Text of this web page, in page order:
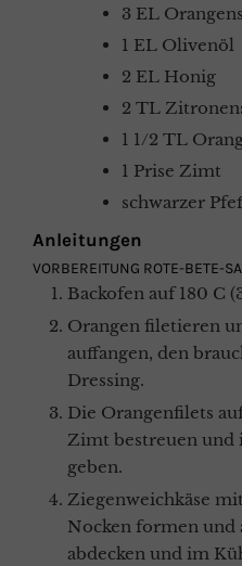
3 EL
1 EL Olivenöl
2 EL Honig
2 TL
1 1/2 TL
1 Prise Zimt
schwarzer
Anleitungen
VORBEREITUNG ROTE-BETE-
Backofen auf 180 C
Orangen filetieren und dabei den Saft
auffangen, den
Dressing.
Die Orangenfilets auf einen Teller legen, mit
Zimt bestreuen und
geben.
Ziegenweichkäse mit 2 kleinen Löffeln in
Nocken formen und
abdecken und im